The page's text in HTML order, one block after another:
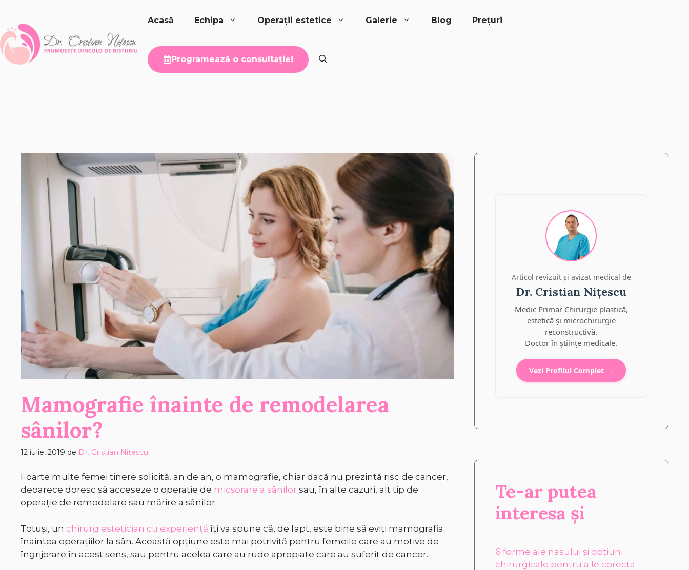
conținut
Acasă Echipa Operații estetice Galerie Blog Prețuri
Programează o consultație!
Mamografie înainte de remodelarea
sânilor?
12 iulie, 2019 de Dr. Cristian Nițescu
Foarte multe femei tinere solicită, an de an, o mamografie, chiar dacă nu prezintă risc de cancer,
deoarece doresc să acceseze o operație de micșorare a sânilor sau, în alte cazuri, alt tip de
operație de remodelare sau mărire a sânilor.
Totuși, un chirurg estetician cu experiență îți va spune că, de fapt, este bine să eviți mamografia
înaintea operațiilor la sân. Această opțiune este mai potrivită pentru femeile care au motive de
îngrijorare în acest sens, sau pentru acelea care au rude apropiate care au suferit de cancer.
Articol revizuit și avizat medical de
Dr. Cristian Nițescu
Medic Primar Chirurgie plastică,
estetică și microchirurgie
reconstructivă.
Doctor în științe medicale.
Vezi Profilul Complet →
Te-ar putea
interesa și
6 forme ale nasului și opțiuni
chirurgicale pentru a le corecta